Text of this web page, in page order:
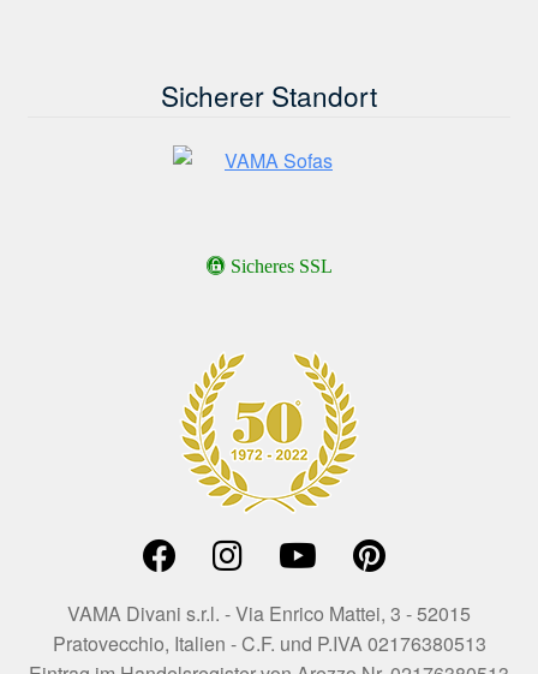
Sicherer Standort
Sicheres SSL
VAMA Divani s.r.l. - Via Enrico Mattei, 3 - 52015
Pratovecchio, Italien - C.F. und P.IVA 02176380513